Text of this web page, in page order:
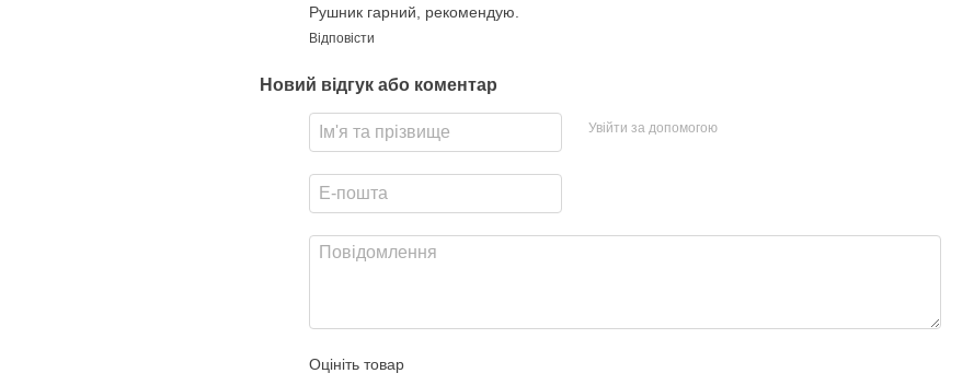
Рушник гарний, рекомендую.
Відповісти
Новий відгук або коментар
Увійти за допомогою
Оцініть товар